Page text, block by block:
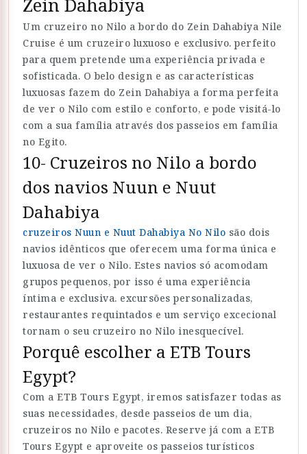
Um cruzeiro no Nilo a bordo do Zein Dahabiya Nile
Cruise é um cruzeiro luxuoso e exclusivo. perfeito
para quem pretende uma experiência privada e
sofisticada. O belo design e as características
luxuosas fazem do Zein Dahabiya a forma perfeita
de ver o Nilo com estilo e conforto, e pode visitá-lo
com a sua família através dos passeios em família
no Egito.
10- Cruzeiros no Nilo a bordo
dos navios Nuun e Nuut
Dahabiya
cruzeiros Nuun e Nuut Dahabiya No Nilo são dois
navios idênticos que oferecem uma forma única e
luxuosa de ver o Nilo. Estes navios só acomodam
grupos pequenos, por isso é uma experiência
íntima e exclusiva. excursões personalizadas,
restaurantes requintados e um serviço excecional
tornam o seu cruzeiro no Nilo inesquecível.
Porquê escolher a ETB Tours
Egypt?
Com a ETB Tours Egypt, iremos satisfazer todas as
suas necessidades, desde passeios de um dia,
cruzeiros no Nilo e pacotes. Reserve já com a ETB
Tours Egypt e aproveite os passeios turísticos